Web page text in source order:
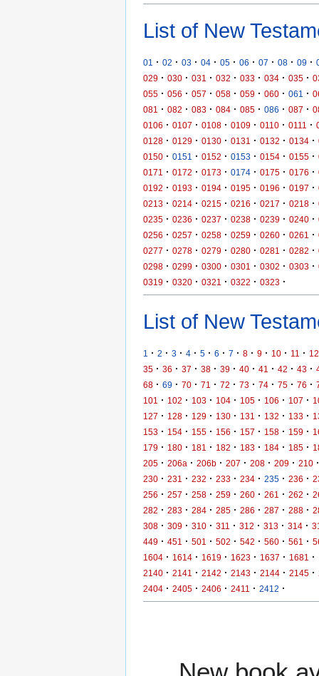
List of New
01 · 02 · 03 · 04 · 05 · 06 · 07 · 08 · 09 ·
029 · 030 · 031 · 032 · 033 · 034 · 035 ·
055 · 056 · 057 · 058 · 059 · 060 · 061 ·
081
· 082 · 083 · 084 · 085 · 086 · 087 ·
0106 · 0107 · 0108 · 0109 · 0110 · 0111 ·
0128 · 0129 · 0130 · 0131 · 0132 · 0134 ·
0150 · 0151 · 0152 · 0153 · 0154 · 0155 ·
0171
· 0172 · 0173 · 0174 · 0175 · 0176 ·
0192 · 0193 · 0194 · 0195 · 0196 · 0197 ·
0213 · 0214 · 0215 · 0216 · 0217 · 0218 ·
0235 · 0236 · 0237 · 0238 · 0239 · 0240 ·
0256 · 0257 · 0258 · 0259 · 0260 · 0261 ·
0277 · 0278 · 0279 · 0280 · 0281 · 0282 ·
0298 · 0299 · 0300 · 0301 · 0302 · 0303 ·
0319 · 0320 · 0321 · 0322 · 0323 ·
List of New
1 · 2 · 3 · 4 · 5 · 6 · 7 · 8 · 9 · 10 · 11 · 12
35 · 36 · 37 · 38 · 39 · 40 · 41 · 42 · 43 ·
68 · 69 · 70 · 71 · 72 · 73 · 74 · 75 · 76 ·
101
· 102 · 103 · 104 · 105 · 106 · 107 ·
127 · 128 · 129 · 130 · 131 · 132 · 133 ·
153 · 154 · 155 · 156 · 157 · 158 · 159 ·
179 · 180 · 181 · 182 · 183 · 184 · 185 ·
205 · 206a · 206b · 207 · 208 · 209 · 210 ·
230 · 231 · 232 · 233 · 234 · 235 · 236 ·
256 · 257 · 258 · 259 · 260 · 261 · 262 ·
282 · 283 · 284 · 285 · 286 · 287 · 288 ·
308 · 309 · 310 · 311 · 312 · 313 · 314 ·
449 · 451 · 501 · 502 · 542 · 560 · 561 ·
1604 · 1614 · 1619 · 1623 · 1637 · 1681 ·
2140 · 2141 · 2142 · 2143 · 2144 · 2145 ·
2404 · 2405 · 2406 · 2411 · 2412 ·